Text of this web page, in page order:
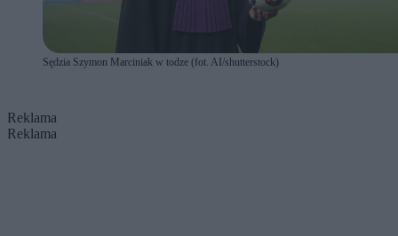
Sędzia Szymon Marciniak w todze (fot. AI/shutterstock)
Reklama
Reklama